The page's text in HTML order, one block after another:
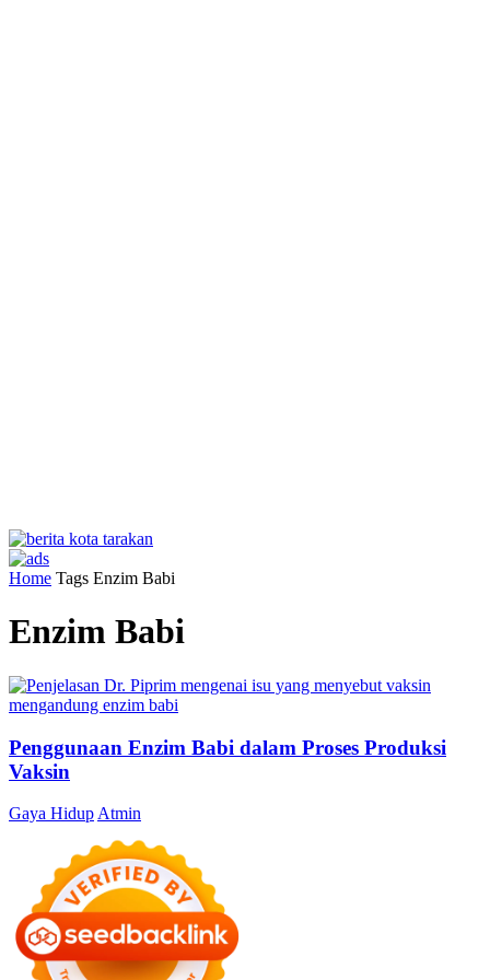
Home Tags Enzim Babi
Enzim Babi
Penggunaan Enzim Babi dalam Proses Produksi
Vaksin
Gaya Hidup Atmin